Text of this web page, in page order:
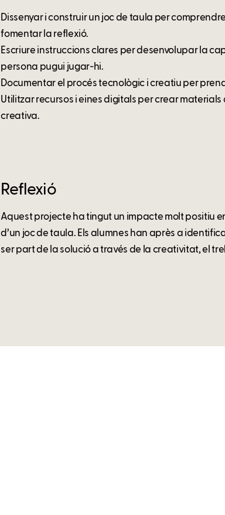
Dissenyar i construir un joc de taula per
fomentar la reflexió.
Escriure instruccions clares per desenvolupar la
persona pugui jugar-hi.
Documentar el procés tecnològic i creatiu per
Utilitzar recursos i eines digitals per crear
creativa.
Reflexió
Aquest projecte ha tingut un impacte molt positiu
d’un joc de taula. Els alumnes han après a
ser part de la solució a través de la creativitat, el